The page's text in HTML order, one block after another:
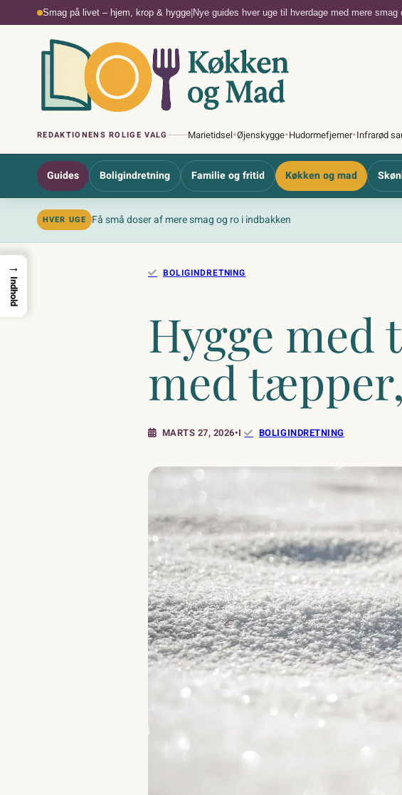
til
Smag på livet – hjem, krop & hygge|Nye guides hver uge til hverdage med mere smag
REDAKTIONENS ROLIGE VALG Marietidsel•Øjenskygge•Hudormefjerner•Infrarød
Guides Boligindretning Familie og fritid Køkken og mad
HVER UGE Få små doser af mere smag og ro i indbakken
BOLIGINDRETNING
Hygge
med
MARTS 27, 2026•I BOLIGINDRETNING
→
Indhold